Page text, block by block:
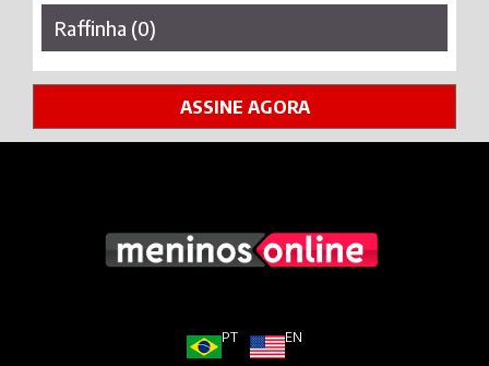
Raffinha (0)
ASSINE AGORA
PT EN